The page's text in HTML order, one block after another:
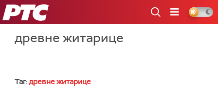
РТС
древне житарице
Таг:древне житарице